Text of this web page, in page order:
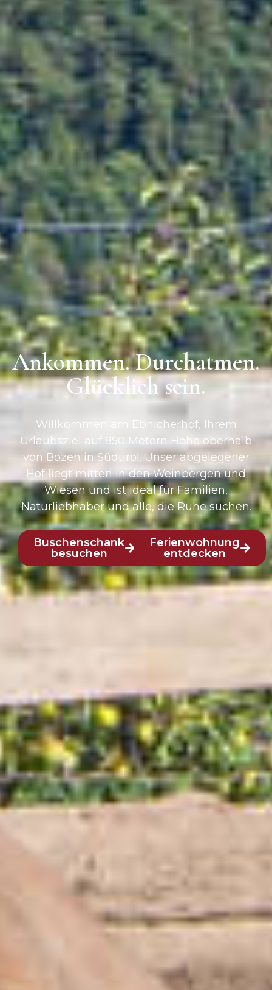
Ankommen. Durchatmen.
Glücklich sein.
Willkommen am Ebnicherhof, Ihrem
Urlaubsziel auf 850 Metern Höhe oberhalb
von Bozen in Südtirol. Unser abgelegener
Hof liegt mitten in den Weinbergen und
Wiesen und ist ideal für Familien,
Naturliebhaber und alle, die Ruhe suchen.
Buschenschank
besuchen
Ferienwohnung
entdecken